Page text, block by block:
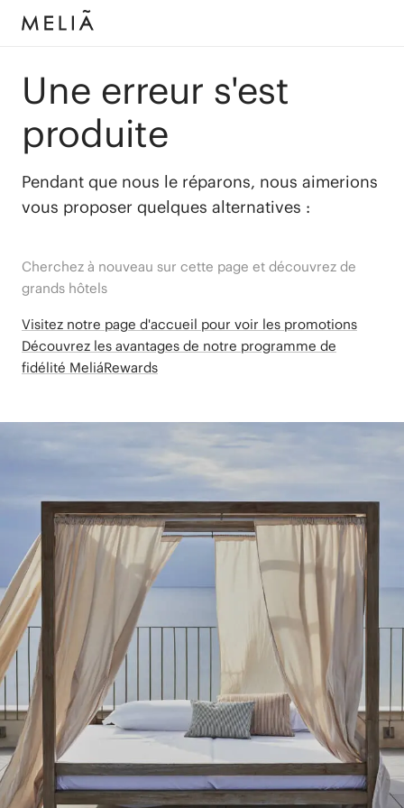
Une erreur s'est
produite
Pendant que nous le réparons, nous aimerions
vous proposer quelques alternatives :
Cherchez à nouveau sur cette page et découvrez de
grands hôtels
Visitez notre page d'accueil pour voir les promotions
Découvrez les avantages de notre programme de
fidélité MeliáRewards